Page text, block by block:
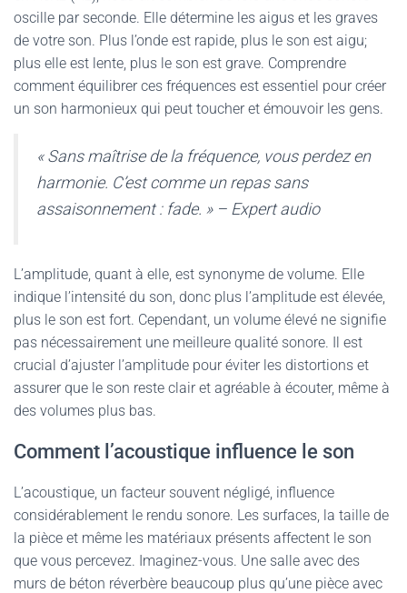
oscille par seconde. Elle détermine les aigus et les graves
de votre son. Plus l’onde est rapide, plus le son est aigu;
plus elle est lente, plus le son est grave. Comprendre
comment équilibrer ces fréquences est essentiel pour créer
un son harmonieux qui peut toucher et émouvoir les gens.
« Sans maîtrise de la fréquence, vous perdez en
harmonie. C’est comme un repas sans
assaisonnement : fade. » – Expert audio
L’amplitude, quant à elle, est synonyme de volume. Elle
indique l’intensité du son, donc plus l’amplitude est élevée,
plus le son est fort. Cependant, un volume élevé ne signifie
pas nécessairement une meilleure qualité sonore. Il est
crucial d’ajuster l’amplitude pour éviter les distortions et
assurer que le son reste clair et agréable à écouter, même à
des volumes plus bas.
Comment l’acoustique influence le son
L’acoustique, un facteur souvent négligé, influence
considérablement le rendu sonore. Les surfaces, la taille de
la pièce et même les matériaux présents affectent le son
que vous percevez. Imaginez-vous. Une salle avec des
murs de béton réverbère beaucoup plus qu’une pièce avec